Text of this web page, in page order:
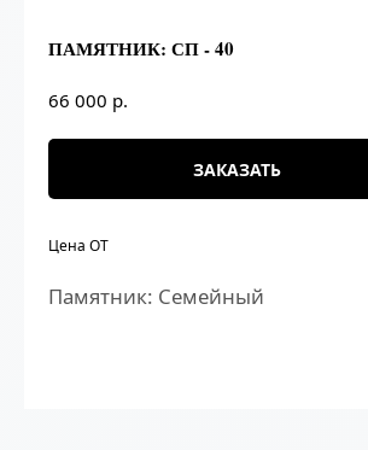
ПАМЯТНИК: СП - 40
66 000 р.
ЗАКАЗАТЬ
Цена ОТ
Памятник: Семейный